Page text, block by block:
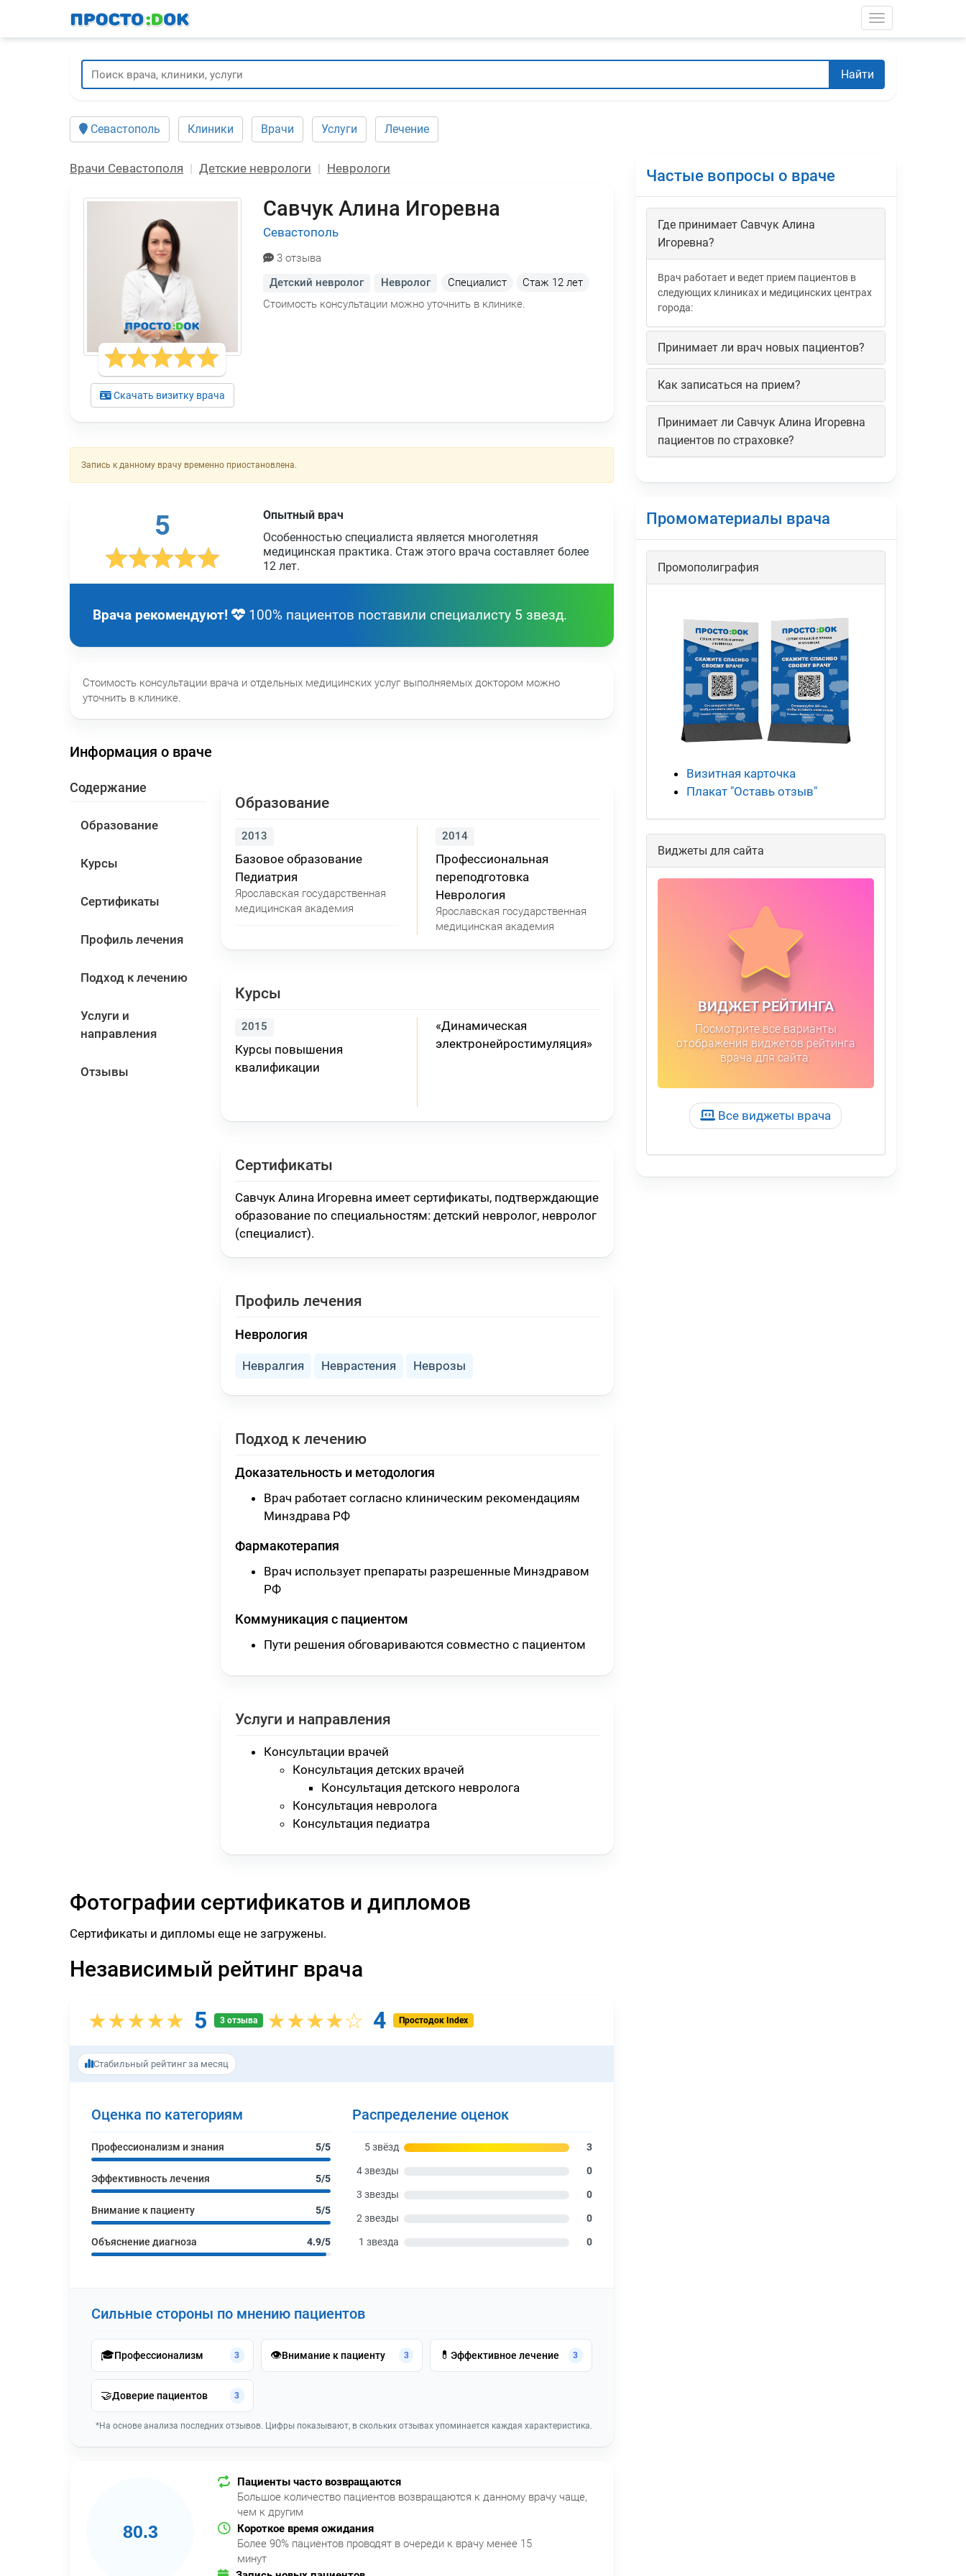
Toggle
Найти
Севастополь Клиники Врачи Услуги Лечение
Врачи Севастополя Детские неврологи Неврологи
Скачать визитку врача
Савчук Алина Игоревна
Севастополь
3 отзыва
Детский невролог
Невролог Специалист Стаж 12 лет
Стоимость консультации можно уточнить в клинике.
Запись к данному врачу временно приостановлена.
5
Опытный врач
Особенностью специалиста является многолетняя
медицинская практика. Стаж этого врача составляет более
12 лет.
Врача рекомендуют! 100% пациентов поставили специалисту 5 звезд.
Стоимость консультации врача и отдельных медицинских услуг выполняемых доктором можно
уточнить в клинике.
Информация о враче
Содержание
Образование
Курсы
Сертификаты
Профиль лечения
Подход к лечению
Услуги и
направления
Отзывы
Образование
2013
Базовое образование
Педиатрия
Ярославская государственная
медицинская академия
2014
Профессиональная
переподготовка
Неврология
Ярославская государственная
медицинская академия
Курсы
2015
Курсы повышения
квалификации
«Динамическая
электронейростимуляция»
Сертификаты
Савчук Алина Игоревна имеет сертификаты, подтверждающие
образование по специальностям: детский невролог, невролог
(специалист).
Профиль лечения
Неврология
Невралгия Неврастения Неврозы
Подход к лечению
Доказательность и методология
Врач работает согласно клиническим рекомендациям
Минздрава РФ
Фармакотерапия
Врач использует препараты разрешенные Минздравом
РФ
Коммуникация с пациентом
Пути решения обговариваются совместно с пациентом
Услуги и направления
Консультации врачей
Консультация детских врачей
Консультация детского невролога
Консультация невролога
Консультация педиатра
Фотографии сертификатов и дипломов
Сертификаты и дипломы еще не загружены.
Независимый рейтинг врача
★★★★★ 5 3 отзыва ★★★★☆ 4 Простодок Index
Стабильный рейтинг за месяц
Оценка по категориям
Профессионализм и знания 5/5
Эффективность лечения 5/5
Внимание к пациенту 5/5
Объяснение диагноза 4.9/5
Распределение оценок
5 звёзд 3
4 звезды 0
3 звезды 0
2 звезды 0
1 звезда 0
Сильные стороны по мнению пациентов
🎓Профессионализм 3 👁️Внимание к пациенту 3 💊Эффективное лечение 3
🤝Доверие пациентов 3
*На основе анализа последних отзывов. Цифры показывают, в скольких отзывах упоминается каждая характеристика.
80.3
Пациенты часто возвращаются
Большое количество пациентов возвращаются к данному врачу чаще,
чем к другим
Короткое время ожидания
Более 90% пациентов проводят в очереди к врачу менее 15
минут
Частые вопросы о враче
Где принимает Савчук Алина
Игоревна?
Врач работает и ведет прием пациентов в
следующих клиниках и медицинских центрах
города:
Принимает ли врач новых пациентов?
Как записаться на прием?
Принимает ли Савчук Алина Игоревна
пациентов по страховке?
Промоматериалы врача
Промополиграфия
Визитная карточка
Плакат "Оставь отзыв"
Виджеты для сайта
ВИДЖЕТ РЕЙТИНГА
Посмотрите все варианты
отображения виджетов рейтинга
врача для сайта.
Все виджеты врача